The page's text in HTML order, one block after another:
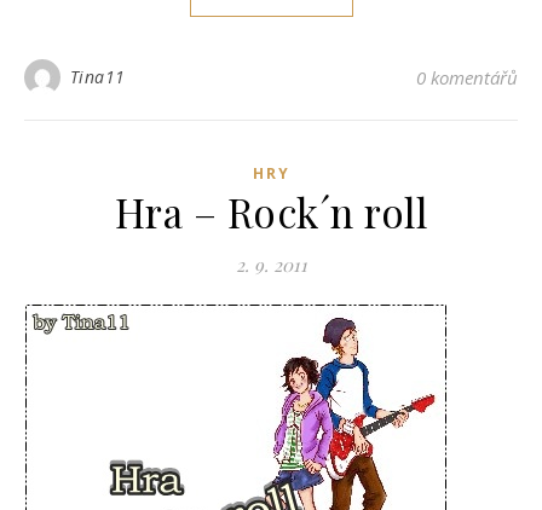
Tina11 0 komentářů
HRY
Hra – Rock´n roll
2. 9. 2011